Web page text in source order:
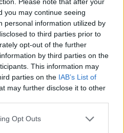
you may continue seeing
personal information utilized by
to third parties prior to
opt-out of the further
by third parties on the
This information may
parties on the IAB’s List of
may further disclose it to other
Opt Outs